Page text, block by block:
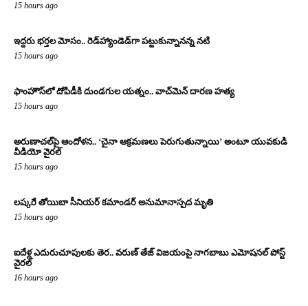
15 hours ago
ఇద్దరు భర్తల మోసం.. రెడ్‌హ్యాండెడ్‌గా పట్టుకున్నానన్న నటి
15 hours ago
ఫాంహౌస్‌లో దోపిడీకి దుండగుల యత్నం.. వాచ్‌మెన్‌ దారణ హత్య
15 hours ago
అరుణాచల్‌పై ఆందోళన.. ‘చైనా ఆక్రమణలు పెరుగుతున్నాయి’ అంటూ యువకుడి
వీడియో వైరల్
15 hours ago
లష్కరే తోయిబా సీనియర్ కమాండర్ అనుమానాస్పద మృతి
15 hours ago
ఐదేళ్ల ఎదురుచూపులకు తెర.. వరుణ్ తేజ్ విజయంపై నాగబాబు ఎమోషనల్ పోస్ట్
వైరల్
16 hours ago